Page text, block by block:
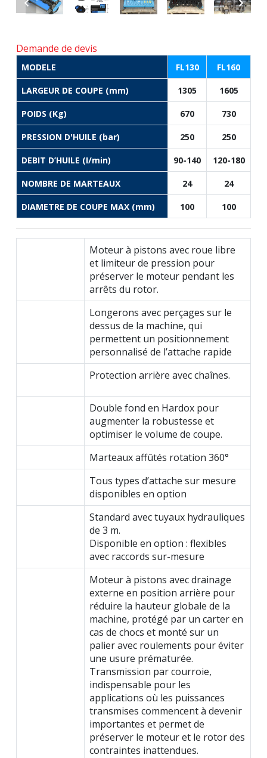
Demande de devis
MODELE FL130 FL160
LARGEUR DE COUPE (mm) 1305 1605
POIDS (Kg) 670 730
PRESSION D'HUILE (bar) 250 250
DEBIT D’HUILE (I/min) 90-140 120-180
NOMBRE DE MARTEAUX 24 24
DIAMETRE DE COUPE MAX (mm) 100 100
Moteur à pistons avec roue libre
et limiteur de pression pour
préserver le moteur pendant les
arrêts du rotor.
Longerons avec perçages sur le
dessus de la machine, qui
permettent un positionnement
personnalisé de l’attache rapide
Protection arrière avec chaînes.
Double fond en Hardox pour
augmenter la robustesse et
optimiser le volume de coupe.
Marteaux affûtés rotation 360°
Tous types d’attache sur mesure
disponibles en option
Standard avec tuyaux hydrauliques
de 3 m.
Disponible en option : flexibles
avec raccords sur-mesure
Moteur à pistons avec drainage
externe en position arrière pour
réduire la hauteur globale de la
machine, protégé par un carter en
cas de chocs et monté sur un
palier avec roulements pour éviter
une usure prématurée.
Transmission par courroie,
indispensable pour les
applications où les puissances
transmises commencent à devenir
importantes et permet de
préserver le moteur et le rotor des
contraintes inattendues.